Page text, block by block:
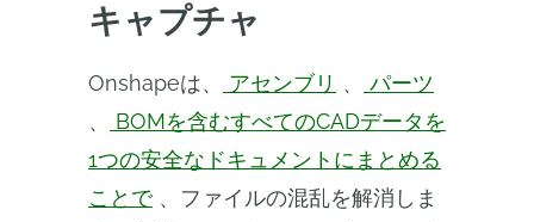
キャプチャ
Onshapeは、 アセンブリ 、
パーツ
、
BOMを含むすべてのCADデータを
1つの安全なドキュメントにまとめる
ことで 、ファイルの混乱を解消しま